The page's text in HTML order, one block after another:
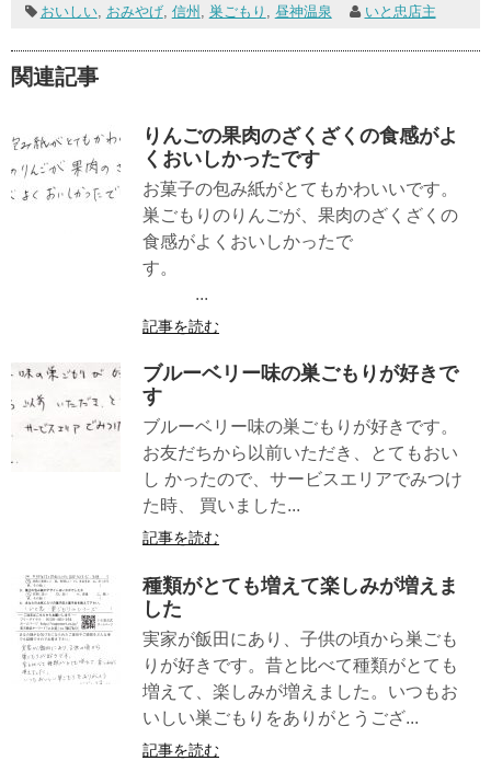
おいしい, おみやげ, 信州 巣ごもり 昼神温泉 いと忠店主
関連記事
りんごの果肉のざくざくの食感がよ
くおいしかったです
お菓子の包み紙がとてもかわいいです。
巣ごもりのりんごが、果肉のざくざくの
食感がよくおいしかったで
す。
...
記事を読む
ブルーベリー味の巣ごもりが好きで
す
ブルーベリー味の巣ごもりが好きです。
お友だちから以前いただき、とてもおい
し かったので、サービスエリアでみつけ
た時、 買いました...
記事を読む
種類がとても増えて楽しみが増えま
した
実家が飯田にあり、子供の頃から巣ごも
りが好きです。昔と比べて種類がとても
増えて、楽しみが増えました。いつもお
いしい巣ごもりをありがとうござ...
記事を読む